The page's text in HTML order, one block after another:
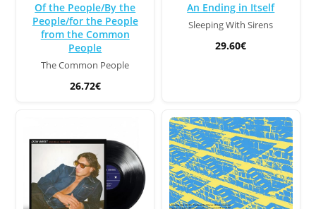
Of the People/By the
People/for the People
from the Common
People
The Common People
26.72€
An Ending in Itself
Sleeping With Sirens
29.60€